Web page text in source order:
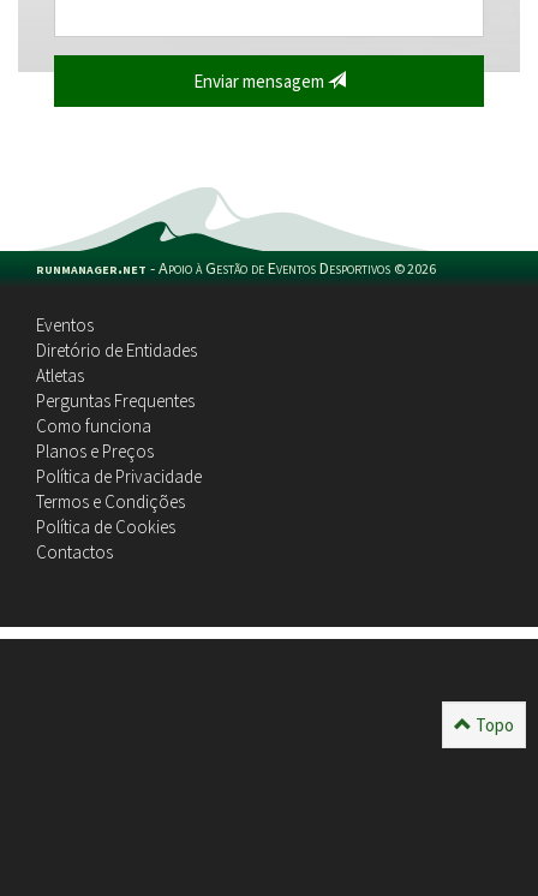
Enviar mensagem
runmanager.net -Apoio à Gestão de Eventos Desportivos ©2026
Eventos
Diretório de Entidades
Atletas
Perguntas Frequentes
Como funciona
Planos e Preços
Política de Privacidade
Termos e Condições
Política de Cookies
Contactos
Topo